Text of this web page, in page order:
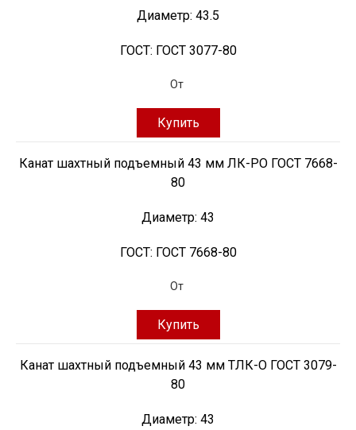
Диаметр: 43.5
ГОСТ: ГОСТ 3077-80
От
Купить
Канат шахтный подъемный 43 мм ЛК-РО ГОСТ 7668-
80
Диаметр: 43
ГОСТ: ГОСТ 7668-80
От
Купить
Канат шахтный подъемный 43 мм ТЛК-О ГОСТ 3079-
80
Диаметр: 43